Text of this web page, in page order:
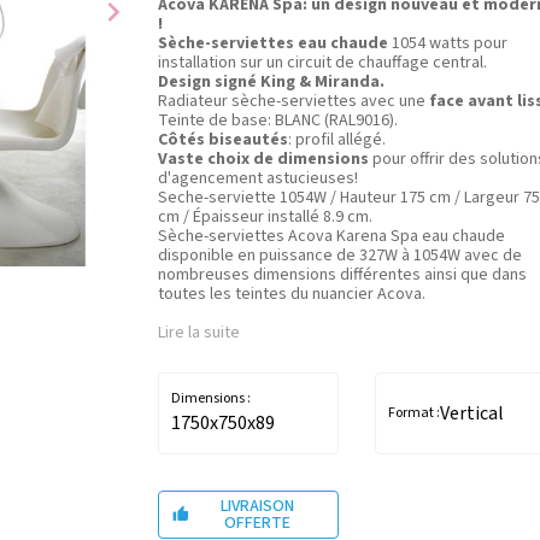
chevron_right
Acova KARENA Spa: un design nouveau et
!
Sèche-serviettes eau chaude 1054 watts pour
installation sur un circuit de chauffage central.
Design signé King & Miranda.
Radiateur sèche-serviettes avec une face avant
Teinte de base: BLANC (RAL9016).
Côtés biseautés: profil allégé.
Vaste choix de dimensions pour offrir des
d'agencement astucieuses!
Seche-serviette 1054W / Hauteur 175 cm / Largeur 75
cm / Épaisseur installé 8.9 cm.
Sèche-serviettes Acova Karena Spa eau chaude
disponible en puissance de 327W à 1054W avec de
nombreuses dimensions différentes ainsi que dans
toutes les teintes du nuancier Acova.
Lire la suite
Dimensions :
1750x750x89 Format :Vertical
 LIVRAISON
OFFERTE